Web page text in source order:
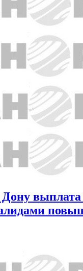
выплата